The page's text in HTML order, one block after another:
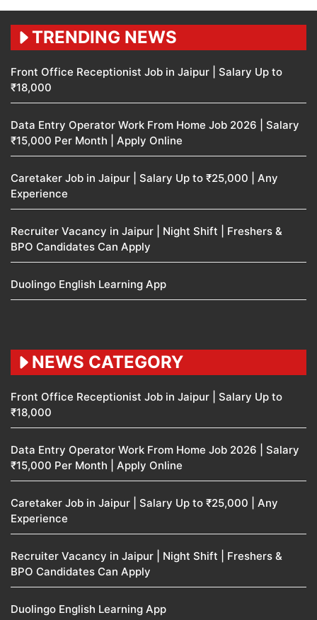
TRENDING NEWS
Front Office Receptionist Job in Jaipur | Salary Up to
₹18,000
Data Entry Operator Work From Home Job 2026 | Salary
₹15,000 Per Month | Apply Online
Caretaker Job in Jaipur | Salary Up to ₹25,000 | Any
Experience
Recruiter Vacancy in Jaipur | Night Shift | Freshers &
BPO Candidates Can Apply
Duolingo English Learning App
NEWS CATEGORY
Front Office Receptionist Job in Jaipur | Salary Up to
₹18,000
Data Entry Operator Work From Home Job 2026 | Salary
₹15,000 Per Month | Apply Online
Caretaker Job in Jaipur | Salary Up to ₹25,000 | Any
Experience
Recruiter Vacancy in Jaipur | Night Shift | Freshers &
BPO Candidates Can Apply
Duolingo English Learning App